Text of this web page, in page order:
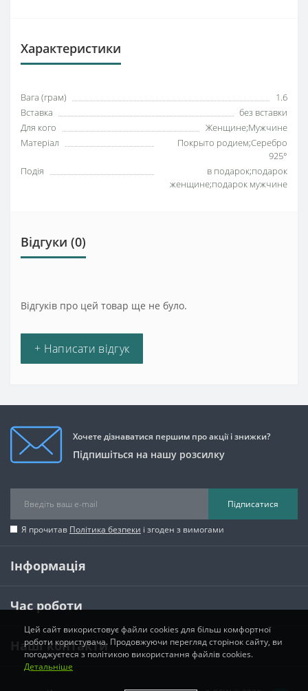
Характеристики
Вага (грам)
1.6
Вставка
без вставки
Для кого
Женщине;Мужчине
Матеріал
Покрыто родием;Серебро
925°
Подія
в подарок;подарок
женщине;подарок мужчине
Відгуки (0)
Відгуків про цей товар ще не було.
+ Написати відгук
Хочете дізнаватися першим про акції і знижки?
Підпишіться на нашу розсилку
Підписатися
Я прочитав Політика безпеки і згоден з вимогами
Інформація
Час роботи
Наші контакти
Цей сайт використовує файли cookies для більш комфортної
роботи користувача. Продовжуючи перегляд сторінок сайту, ви
погоджуєтеся з політикою використання файлів cookies.
Детальніше